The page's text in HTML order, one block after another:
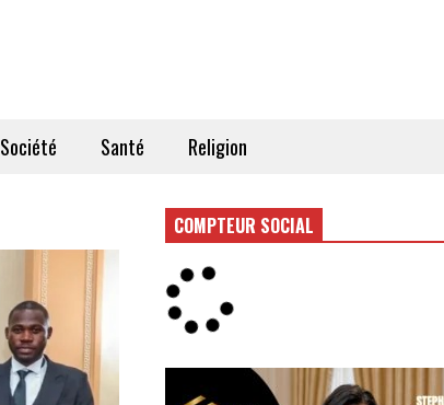
Société Santé Religion
COMPTEUR SOCIAL